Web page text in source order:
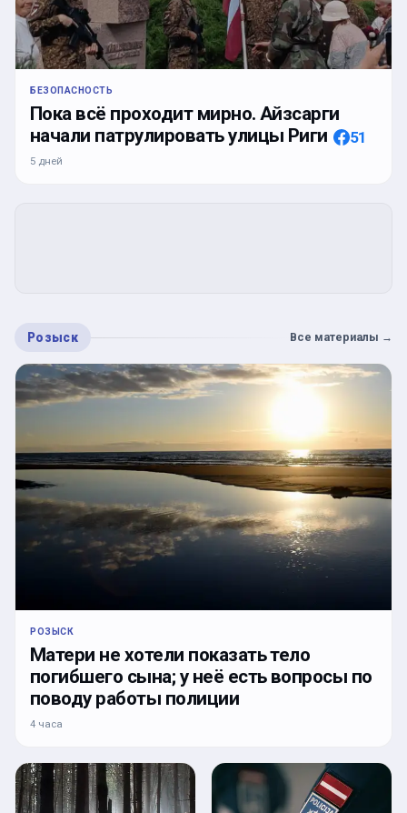
БЕЗОПАСНОСТЬ
Пока всё проходит мирно. Айзсарги
начали патрулировать улицы Риги
51
5 дней
Розыск Все материалы →
РОЗЫСК
Матери не хотели показать тело
погибшего сына; у неё есть вопросы по
поводу работы полиции
4 часа